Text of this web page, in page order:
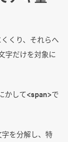
くり、それらへ
字だけを対象に
かして<span>で
を分解し、特